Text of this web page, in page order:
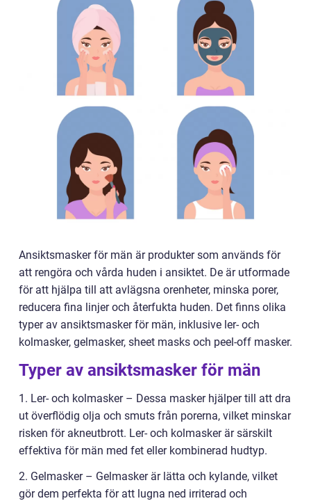
Ansiktsmasker för män är produkter som används för
att rengöra och vårda huden i ansiktet. De är utformade
för att hjälpa till att avlägsna orenheter, minska porer,
reducera fina linjer och återfukta huden. Det finns olika
typer av ansiktsmasker för män, inklusive ler- och
kolmasker, gelmasker, sheet masks och peel-off masker.
Typer av ansiktsmasker för män
1. Ler- och kolmasker – Dessa masker hjälper till att dra
ut överflödig olja och smuts från porerna, vilket minskar
risken för akneutbrott. Ler- och kolmasker är särskilt
effektiva för män med fet eller kombinerad hudtyp.
2. Gelmasker – Gelmasker är lätta och kylande, vilket
gör dem perfekta för att lugna ned irriterad och